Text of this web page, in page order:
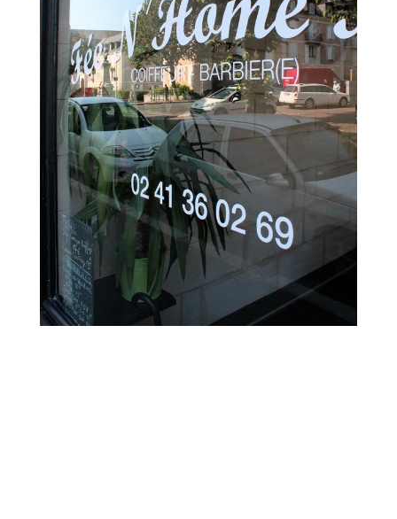
Enseigne et adhésifs vitrine boutique
à Angers